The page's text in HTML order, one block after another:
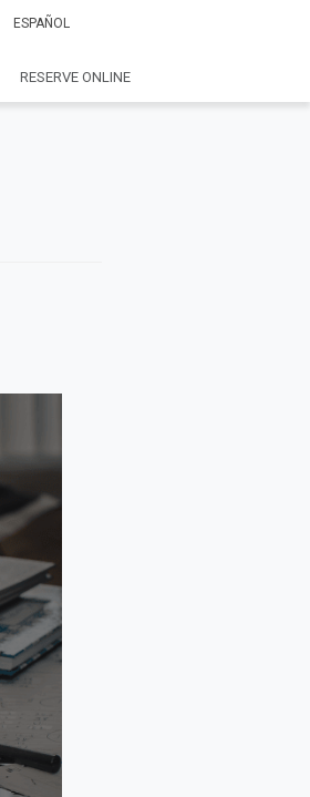
ESPAÑOL
RESERVE ONLINE